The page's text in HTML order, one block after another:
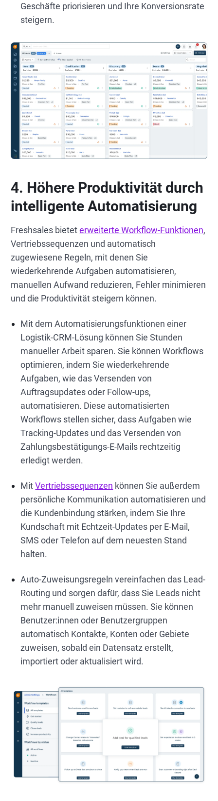
Geschäfte priorisieren und Ihre Konversionsrate
steigern.
4. Höhere Produktivität durch
intelligente Automatisierung
Freshsales bieteterweiterte Workflow-Funktionen,
Vertriebssequenzen und automatisch
zugewiesene Regeln, mit denen Sie
wiederkehrende Aufgaben automatisieren,
manuellen Aufwand reduzieren, Fehler minimieren
und die Produktivität steigern können.
Mit dem Automatisierungsfunktionen einer
Logistik-CRM-Lösung können Sie Stunden
manueller Arbeit sparen. Sie können Workflows
optimieren, indem Sie wiederkehrende
Aufgaben, wie das Versenden von
Auftragsupdates oder Follow-ups,
automatisieren. Diese automatisierten
Workflows stellen sicher, dass Aufgaben wie
Tracking-Updates und das Versenden von
Zahlungsbestätigungs-E-Mails rechtzeitig
erledigt werden.
MitVertriebssequenzen können Sie außerdem
persönliche Kommunikation automatisieren und
die Kundenbindung stärken, indem Sie Ihre
Kundschaft mit Echtzeit-Updates per E-Mail,
SMS oder Telefon auf dem neuesten Stand
halten.
Auto-Zuweisungsregeln vereinfachen das Lead-
Routing und sorgen dafür, dass Sie Leads nicht
mehr manuell zuweisen müssen. Sie können
Benutzer:innen oder Benutzergruppen
automatisch Kontakte, Konten oder Gebiete
zuweisen, sobald ein Datensatz erstellt,
importiert oder aktualisiert wird.